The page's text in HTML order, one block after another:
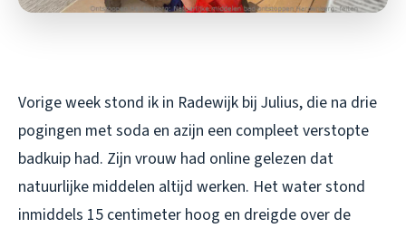
Vorige week stond ik in Radewijk bij Julius, die na drie
pogingen met soda en azijn een compleet verstopte
badkuip had. Zijn vrouw had online gelezen dat
natuurlijke middelen altijd werken. Het water stond
inmiddels 15 centimeter hoog en dreigde over de